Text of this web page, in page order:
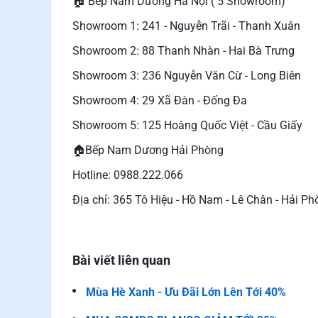
Showroom 1: 241 - Nguyễn Trãi - Thanh Xuân
Showroom 2: 88 Thanh Nhàn - Hai Bà Trưng
Showroom 3: 236 Nguyễn Văn Cừ - Long Biên
Showroom 4: 29 Xã Đàn - Đống Đa
Showroom 5: 125 Hoàng Quốc Việt - Cầu Giấy
🏠Bếp Nam Dương Hải Phòng
Hotline: 0988.222.066
Địa chỉ: 365 Tô Hiệu - Hồ Nam - Lê Chân - Hải
Bài viết liên quan
Mùa Hè Xanh - Ưu Đãi Lớn Lên Tới 40%